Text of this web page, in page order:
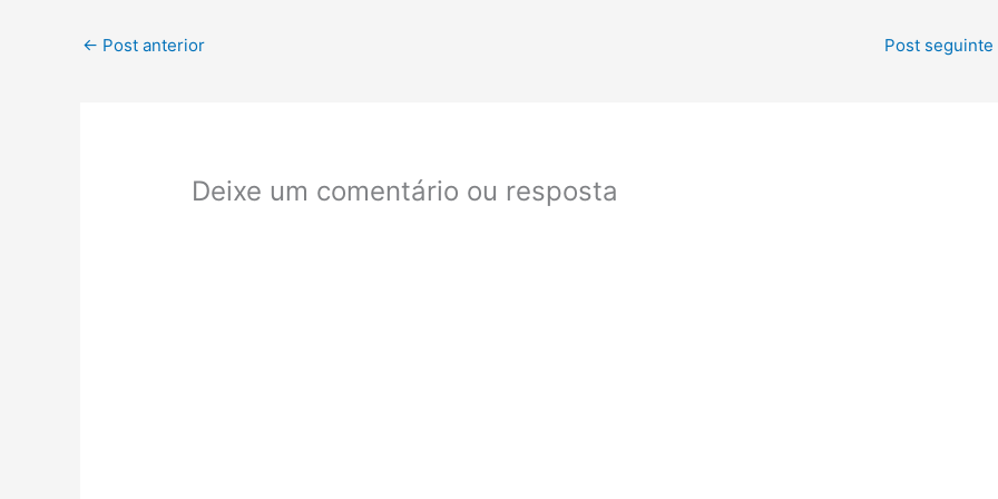
← Post anterior Post seguinte
Deixe um comentário ou resposta